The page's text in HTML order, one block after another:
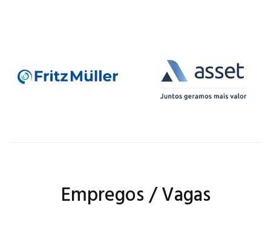
Empregos / Vagas